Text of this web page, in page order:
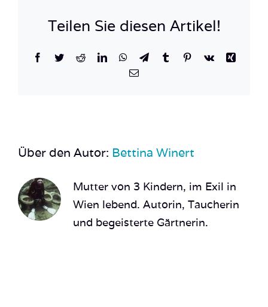
Teilen Sie diesen Artikel!
Facebook
TwitterRedditLinkedInWhatsApp
TelegramTumblrPinterest
Vk
Xing
E-
Über den Autor: Bettina Winert
Mutter von 3 Kindern, im Exil in
Wien lebend. Autorin, Taucherin
und begeisterte Gärtnerin.